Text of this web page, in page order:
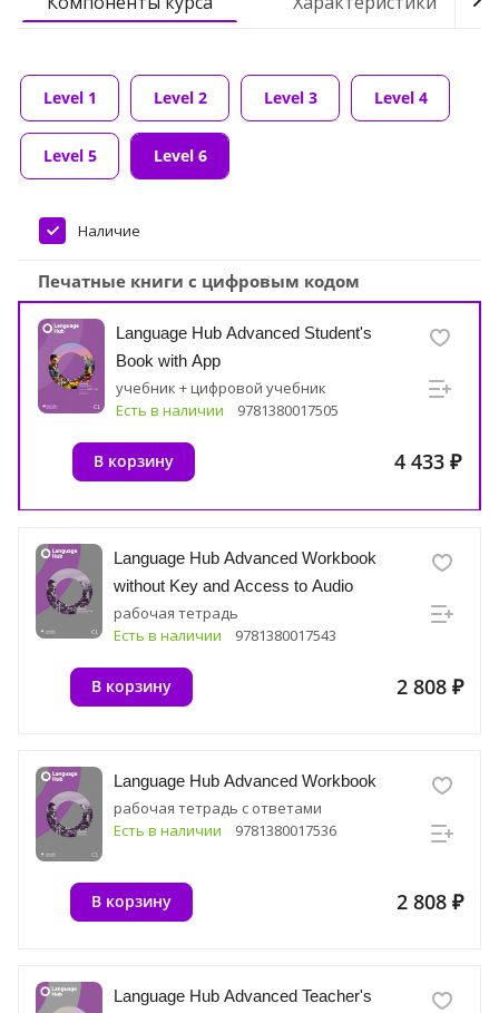
Level 1 Level 2 Level 3 Level 4
Level 5 Level 6
Наличие
Печатные книги с цифровым кодом
Language Hub Advanced Student's
Book with App
учебник + цифровой учебник
Есть в наличии
9781380017505
4 433 ₽
В корзину
Language Hub Advanced Workbook
without Key and Access to Audio
рабочая тетрадь
Есть в наличии
9781380017543
2 808 ₽
В корзину
Language Hub Advanced Workbook
рабочая тетрадь с ответами
Есть в наличии
9781380017536
2 808 ₽
В корзину
Language Hub Advanced Teacher's